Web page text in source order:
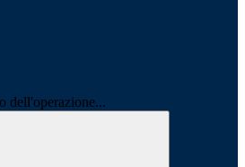
dell'operazione...